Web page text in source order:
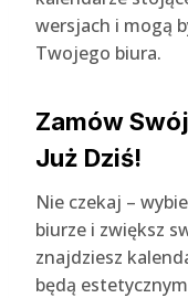
wersjach i mogą
Twojego biura.
Zamów
Już Dziś!
Nie czekaj –
biurze i zwiększ
znajdziesz
będą